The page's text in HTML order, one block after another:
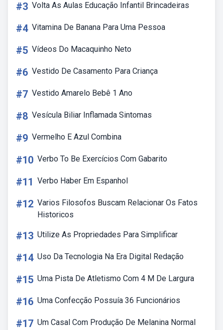
#3 Volta As Aulas Educação Infantil Brincadeiras
#4 Vitamina De Banana Para Uma Pessoa
#5 Vídeos Do Macaquinho Neto
#6 Vestido De Casamento Para Criança
#7 Vestido Amarelo Bebê 1 Ano
#8 Vesícula Biliar Inflamada Sintomas
#9 Vermelho E Azul Combina
#10 Verbo To Be Exercícios Com Gabarito
#11 Verbo Haber Em Espanhol
#12 Varios Filosofos Buscam Relacionar Os Fatos
Historicos
#13 Utilize As Propriedades Para Simplificar
#14 Uso Da Tecnologia Na Era Digital Redação
#15 Uma Pista De Atletismo Com 4 M De Largura
#16 Uma Confecção Possuía 36 Funcionários
#17 Um Casal Com Produção De Melanina Normal